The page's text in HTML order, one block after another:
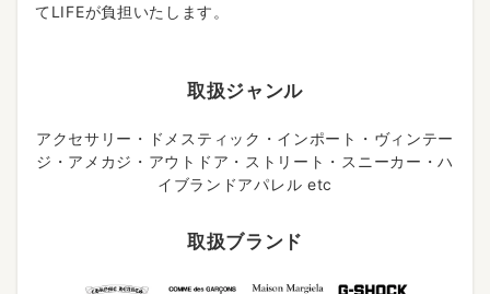
てLIFEが負担いたします。
取扱ジャンル
アクセサリー・ドメスティック・インポート・ヴィンテー
ジ・アメカジ・アウトドア・ストリート・スニーカー・ハ
イブランドアパレル etc
取扱ブランド